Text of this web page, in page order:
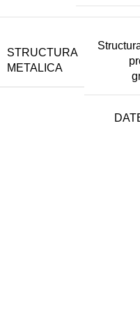
STRUCTURA
METALICA